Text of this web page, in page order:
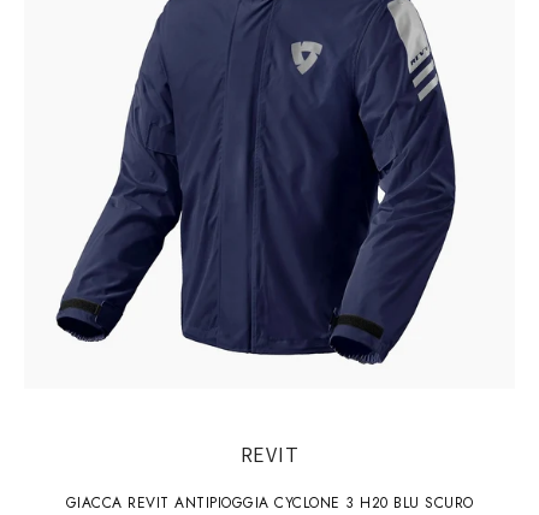
REVIT
GIACCA REVIT ANTIPIOGGIA CYCLONE 3 H20 BLU SCURO